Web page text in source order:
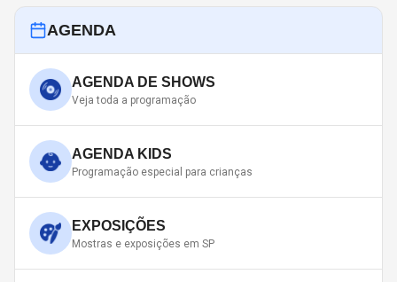
AGENDA
AGENDA DE SHOWS
Veja toda a programação
AGENDA KIDS
Programação especial para crianças
EXPOSIÇÕES
Mostras e exposições em SP